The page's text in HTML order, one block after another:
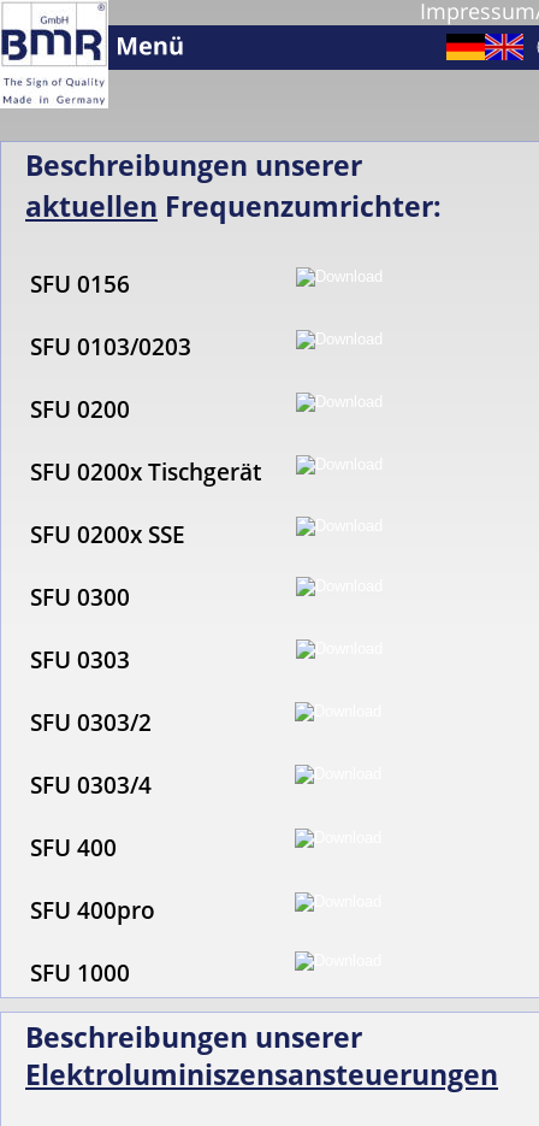
Beschreibungen unserer
aktuellen Frequenzumrichter:
SFU 0156
SFU 0103/0203
SFU 0200
SFU 0200x Tischgerät
SFU 0200x SSE
SFU 0300
SFU 0303
SFU 0303/2
SFU 0303/4
SFU 400
SFU 400pro
SFU 1000
Beschreibungen unserer
Elektroluminiszensansteuerungen